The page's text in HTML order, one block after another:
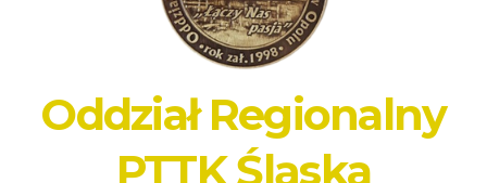
Oddział Regionalny
PTTK Śląska